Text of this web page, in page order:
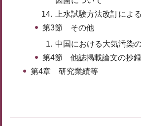
上水試験方法改訂によ
第3節 その他
中国における大気汚染
第4節 他誌掲載論文の抄録
第4章 研究業績等